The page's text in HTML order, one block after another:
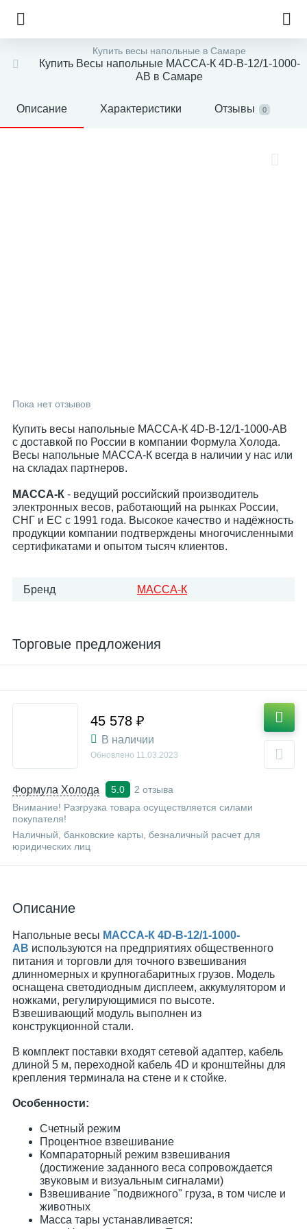
Купить весы напольные в Самаре
Купить Весы напольные МАССА-К 4D-B-12/1-1000-
AB в Самаре
Описание Характеристики Отзывы 0
Пока нет отзывов
Купить весы напольные МАССА-К 4D-B-12/1-1000-AB
с доставкой по России в компании Формула Холода.
Весы напольные МАССА-К всегда в наличии у нас или
на складах партнеров.
МАССА-К - ведущий российский производитель
электронных весов, работающий на рынках России,
СНГ и ЕС с 1991 года. Высокое качество и надёжность
продукции компании подтверждены многочисленными
сертификатами и опытом тысяч клиентов.
Бренд МАССА-К
Торговые предложения
Формула Холода 5.0
2 отзыва
Внимание! Разгрузка товара осуществляется силами
покупателя!
Наличный, банковские карты, безналичный расчет для
юридических лиц
45 578 ₽
В наличии
Обновлено 11.03.2023
Описание
Напольные весы МАССА-К 4D-B-12/1-1000-
AB используются на предприятиях общественного
питания и торговли для точного взвешивания
длинномерных и крупногабаритных грузов. Модель
оснащена светодиодным дисплеем, аккумулятором и
ножками, регулирующимися по высоте.
Взвешивающий модуль выполнен из
конструкционной стали.
В комплект поставки входят сетевой адаптер, кабель
длиной 5 м, переходной кабель 4D и кронштейны для
крепления терминала на стене и к стойке.
Особенности:
Счетный режим
Процентное взвешивание
Компараторный режим взвешивания
(достижение заданного веса сопровождается
звуковым и визуальным сигналами)
Взвешивание "подвижного" груза, в том числе и
животных
Масса тары устанавливается: